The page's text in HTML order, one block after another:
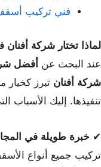
فني تركيب
لماذا تختار شركة
عند البحث عن أفضل
شركة أفنان تبرز كخيار
تنفيذها. إليك الأسباب
✔ خبرة طويلة في
تركيب جميع أنواع